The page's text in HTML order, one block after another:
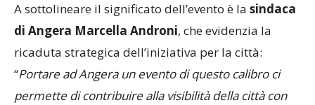
A sottolineare il significato dell’evento è la sindaca
di Angera Marcella Androni, che evidenzia la
ricaduta strategica dell’iniziativa per la città:
“Portare ad Angera un evento di questo calibro ci
permette di contribuire alla visibilità della città con